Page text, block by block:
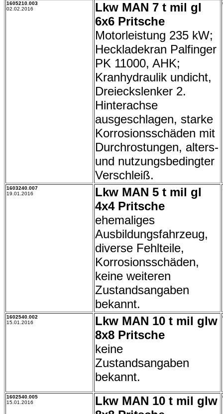
1605210.003
02.02.2016
Lkw MAN 7 t mil gl
6x6 Pritsche
Motorleistung 235 kW;
Heckladekran Palfinger
PK 11000, AHK;
Kranhydraulik undicht,
Dreieckslenker 2.
Hinterachse
ausgeschlagen, starke
Korrosionsschäden mit
Durchrostungen, alters-
und nutzungsbedingter
Verschleiß.
1603240.007
19.01.2016
Lkw MAN 5 t mil gl
4x4 Pritsche
ehemaliges
Ausbildungsfahrzeug,
diverse Fehlteile,
Korrosionsschäden,
keine weiteren
Zustandsangaben
bekannt.
1602540.002
15.01.2016
Lkw MAN 10 t mil glw
8x8 Pritsche
keine
Zustandsangaben
bekannt.
1602540.005
15.01.2016
Lkw MAN 10 t mil glw